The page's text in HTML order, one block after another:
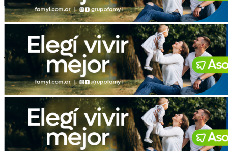
No Result
View All Result